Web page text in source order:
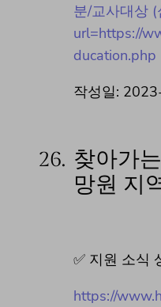
분/교사대상
url=https://
ducation.php
작성일:
26. 찾아가
망원 지
✅ 지원 소식
https://